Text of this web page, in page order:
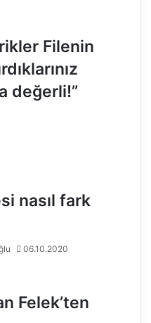
Filenin
değerli!”
nasıl fark
06.10.2020
Felek’ten